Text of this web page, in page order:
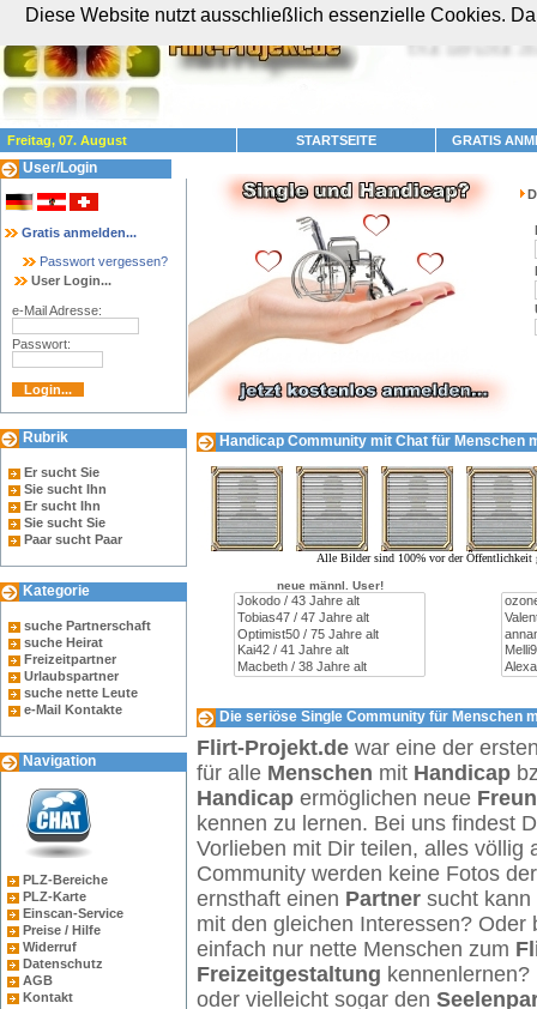
Freitag, 07. August STARTSEITE GRATIS
User/Login
Gratis anmelden...
Passwort vergessen?
User Login...
e-Mail Adresse:
Passwort:
Rubrik
Er sucht Sie
Sie sucht Ihn
Er sucht Ihn
Sie sucht Sie
Paar sucht Paar
Kategorie
suche Partnerschaft
suche Heirat
Freizeitpartner
Urlaubspartner
suche nette Leute
e-Mail Kontakte
Navigation
PLZ-Bereiche
PLZ-Karte
Einscan-Service
Preise / Hilfe
Widerruf
Datenschutz
AGB
Kontakt
Handicap Community mit Chat für Menschen
Alle Bilder sind 100% vor der Öffentlichkeit
neue männl. User!
Die seriöse Single Community für Menschen
Flirt-Projekt.dewar eine der
für alle Menschen mit Handicap
Handicapermöglichen neue
kennen zu lernen. Bei uns findest
Vorlieben mit Dir teilen, alles völlig
Community werden keine Fotos
ernsthaft einen Partnersucht kann
mit den gleichen Interessen? Oder
einfach nur nette Menschen zum
Freizeitgestaltung
oder vielleicht sogar den
Diese Website nutzt ausschließlich essenzielle Cookies.